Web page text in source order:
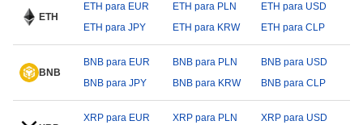
ETH
ETH para EUR ETH para PLN
ETH para USD
ETH para JPY
ETH para KRW ETH para CLP
BNB
BNB para EUR BNB para PLN
BNB para USD
BNB para JPY
BNB para KRW BNB para CLP
XRP para EUR XRP para PLN
XRP para USD